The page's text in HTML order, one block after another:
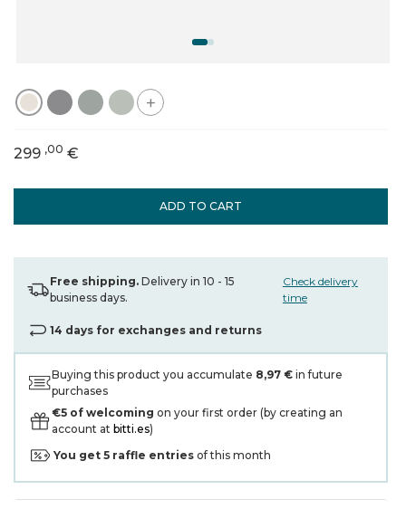
+
ADD TO CART
299 ,00 €
Free shipping. Delivery in 10 - 15
business days.
Check delivery
time
14 days for exchanges and returns
Buying this product you accumulate 8,97 € in future
purchases
€5 of welcoming on your first order (by creating an
account at bitti.es)
You get 5 raffle entries of this month